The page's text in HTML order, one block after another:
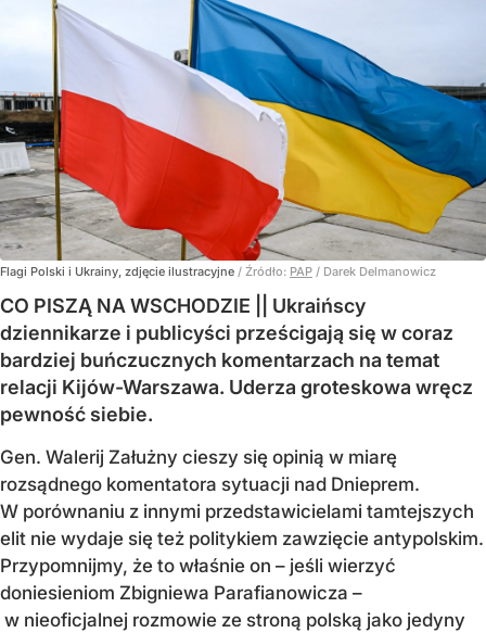
Flagi Polski i Ukrainy, zdjęcie ilustracyjne / Źródło: PAP / Darek Delmanowicz
CO PISZĄ NA WSCHODZIE || Ukraińscy
dziennikarze i publicyści prześcigają się w coraz
bardziej buńczucznych komentarzach na temat
relacji Kijów-Warszawa. Uderza groteskowa wręcz
pewność siebie.
Gen. Walerij Załużny cieszy się opinią w miarę
rozsądnego komentatora sytuacji nad Dnieprem.
W porównaniu z innymi przedstawicielami tamtejszych
elit nie wydaje się też politykiem zawzięcie antypolskim.
Przypomnijmy, że to właśnie on – jeśli wierzyć
doniesieniom Zbigniewa Parafianowicza –
w nieoficjalnej rozmowie ze stroną polską jako jedyny